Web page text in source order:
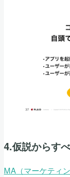
4.仮説からす
MA（マーケティ